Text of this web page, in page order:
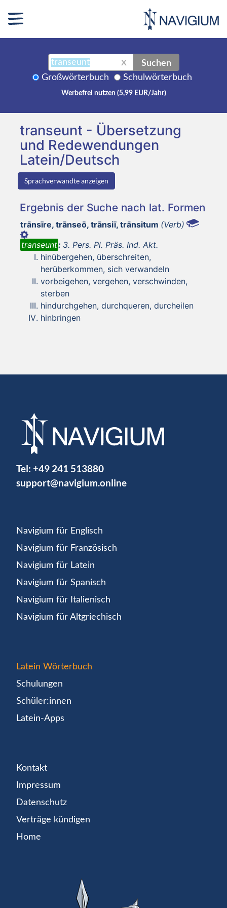
X Suchen
Großwörterbuch Schulwörterbuch
Werbefrei nutzen (5,99 EUR/Jahr)
transeunt - Übersetzung
und Redewendungen
Latein/Deutsch
Sprachverwandte anzeigen
Ergebnis der Suche nach lat. Formen
trānsīre, trānseō, trānsiī, trānsitum (Verb)
transeunt: 3. Pers. Pl. Präs. Ind. Akt.
hinübergehen, überschreiten,
herüberkommen, sich verwandeln
vorbeigehen, vergehen, verschwinden,
sterben
hindurchgehen, durchqueren, durcheilen
hinbringen
Tel: +49 241 513880
support@navigium.online
Navigium für Englisch
Navigium für Französisch
Navigium für Latein
Navigium für Spanisch
Navigium für Italienisch
Navigium für Altgriechisch
Latein Wörterbuch
Schulungen
Schüler:innen
Latein-Apps
Kontakt
Impressum
Datenschutz
Verträge kündigen
Home